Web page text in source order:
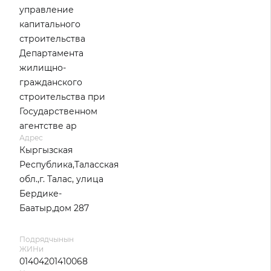
управление
капитального
строительства
Департамента
жилищно-
гражданского
строительства при
Государственном
агентстве ар
Адрес
Кыргызская
Республика,Таласская
обл.,г. Талас, улица
Бердике-
Баатыр,дом 287
Подрядчынын
ЖИНи
01404201410068